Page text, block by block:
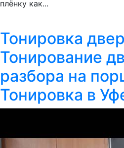
плёнку как...
Тонировка
Тонирование
разбора на
Тонировка в